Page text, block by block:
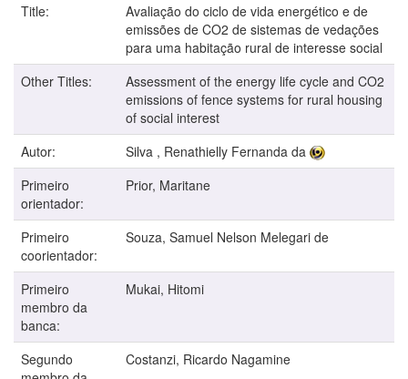
Title:
Avaliação do ciclo de vida energético e de
emissões de CO2 de sistemas de vedações
para uma habitação rural de interesse social
Other Titles:
Assessment of the energy life cycle and CO2
emissions of fence systems for rural housing
of social interest
Autor:
Silva , Renathielly Fernanda da
Primeiro
orientador:
Prior, Maritane
Primeiro
coorientador:
Souza, Samuel Nelson Melegari de
Primeiro
membro da
banca:
Mukai, Hitomi
Segundo
Costanzi, Ricardo Nagamine